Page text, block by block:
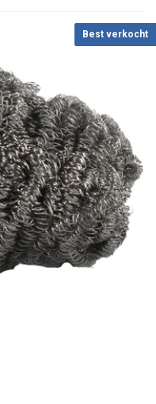
Best verkocht